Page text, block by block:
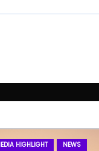
HIGHLIGHT NEWS